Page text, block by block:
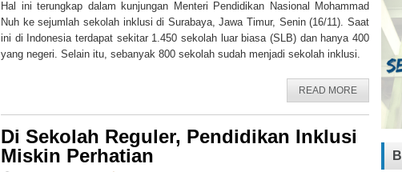
Hal ini terungkap dalam kunjungan Menteri Pendidikan Nasional Mohammad
Nuh ke sejumlah sekolah inklusi di Surabaya, Jawa Timur, Senin (16/11). Saat
ini di Indonesia terdapat sekitar 1.450 sekolah luar biasa (SLB) dan hanya 400
yang negeri. Selain itu, sebanyak 800 sekolah sudah menjadi sekolah inklusi.
READ MORE
Di Sekolah Reguler, Pendidikan Inklusi
Miskin Perhatian